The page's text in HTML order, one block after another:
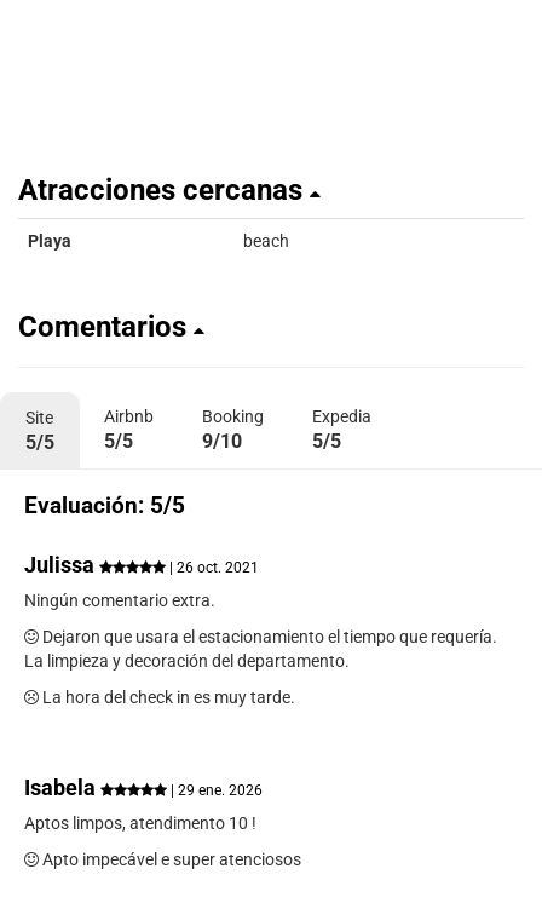
Atracciones cercanas
Playa beach
Comentarios
Site
5/5
Airbnb
5/5
Booking
9/10
Expedia
5/5
Evaluación: 5/5
Julissa | 26 oct. 2021
Ningún comentario extra.
Dejaron que usara el estacionamiento el tiempo que requería.
La limpieza y decoración del departamento.
La hora del check in es muy tarde.
Isabela | 29 ene. 2026
Aptos limpos, atendimento 10 !
Apto impecável e super atenciosos